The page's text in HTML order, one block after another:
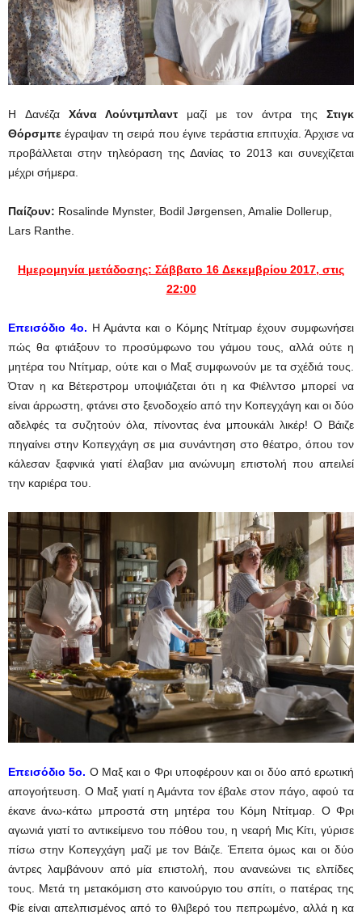
H Δανέζα Χάνα Λούντμπλαντ μαζί με τον άντρα της Στιγκ
Θόρσμπε έγραψαν τη σειρά που έγινε τεράστια επιτυχία. Άρχισε να
προβάλλεται στην τηλεόραση της Δανίας το 2013 και συνεχίζεται
μέχρι σήμερα.
Παίζουν: Rosalinde Mynster, Bodil Jørgensen, Amalie Dollerup,
Lars Ranthe.
Ημερομηνία μετάδοσης: Σάββατο 16 Δεκεμβρίου 2017, στις
22:00
Επεισόδιο 4ο. Η Αμάντα και ο Κόμης Ντίτμαρ έχουν συμφωνήσει
πώς θα φτιάξουν το προσύμφωνο του γάμου τους, αλλά ούτε η
μητέρα του Ντίτμαρ, ούτε και ο Μαξ συμφωνούν με τα σχέδιά τους.
Όταν η κα Βέτερστρομ υποψιάζεται ότι η κα Φιέλντσο μπορεί να
είναι άρρωστη, φτάνει στο ξενοδοχείο από την Κοπεγχάγη και οι δύο
αδελφές τα συζητούν όλα, πίνοντας ένα μπουκάλι λικέρ! Ο Βάιζε
πηγαίνει στην Κοπεγχάγη σε μια συνάντηση στο θέατρο, όπου τον
κάλεσαν ξαφνικά γιατί έλαβαν μια ανώνυμη επιστολή που απειλεί
την καριέρα του.
Επεισόδιο 5ο. Ο Μαξ και ο Φρι υποφέρουν και οι δύο από ερωτική
απογοήτευση. Ο Μαξ γιατί η Αμάντα τον έβαλε στον πάγο, αφού τα
έκανε άνω-κάτω μπροστά στη μητέρα του Κόμη Ντίτμαρ. Ο Φρι
αγωνιά γιατί το αντικείμενο του πόθου του, η νεαρή Μις Κίτι, γύρισε
πίσω στην Κοπεγχάγη μαζί με τον Βάιζε. Έπειτα όμως και οι δύο
άντρες λαμβάνουν από μία επιστολή, που ανανεώνει τις ελπίδες
τους. Μετά τη μετακόμιση στο καινούργιο του σπίτι, ο πατέρας της
Φίε είναι απελπισμένος από το θλιβερό του πεπρωμένο, αλλά η κα